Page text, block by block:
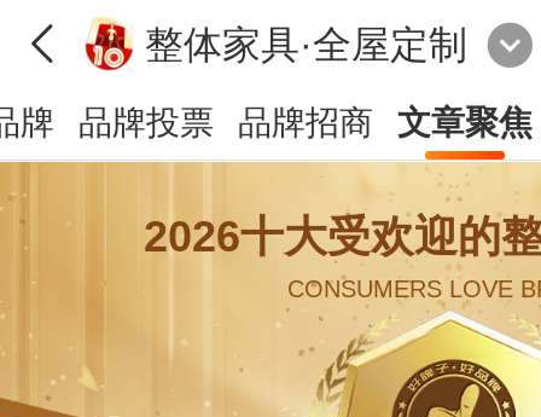
整体家具·全屋定制
牌 品牌投票 品牌招商 文章聚焦
2026十大受欢迎的
CONSUMERS LOVE